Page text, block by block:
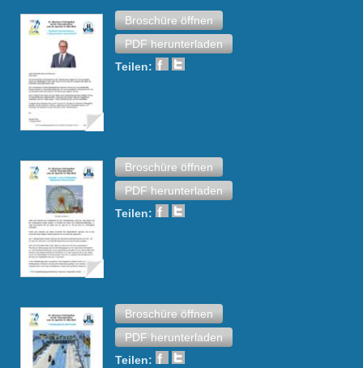
Broschüre öffnen
PDF herunterladen
Teilen:
Broschüre öffnen
PDF herunterladen
Teilen:
Broschüre öffnen
PDF herunterladen
Teilen: